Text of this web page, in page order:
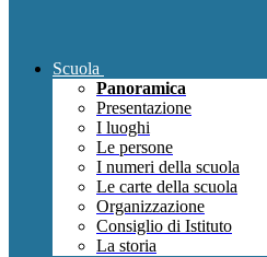
Scuola
Panoramica
Presentazione
I luoghi
Le persone
I numeri della scuola
Le carte della scuola
Organizzazione
Consiglio di Istituto
La storia